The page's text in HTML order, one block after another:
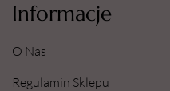
Informacje
O Nas
Regulamin Sklepu